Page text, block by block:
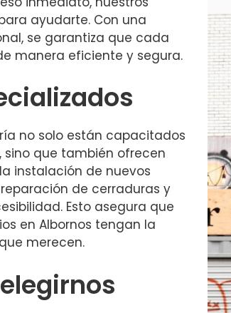
ayudarte. Con una
se garantiza que cada
manera eficiente y segura.
no solo están capacitados
sino que también ofrecen
instalación de nuevos
de cerraduras y
Esto asegura que
en Albornos tengan la
merecen.